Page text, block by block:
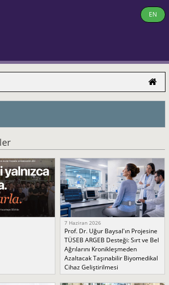
EN
7 Haziran 2026
Prof. Dr. Uğur Baysal'ın Projesine
TÜSEB ARGEB Desteği: Sırt ve Bel
Ağrılarını Kronikleşmeden
Azaltacak Taşınabilir Biyomedikal
Cihaz Geliştirilmesi